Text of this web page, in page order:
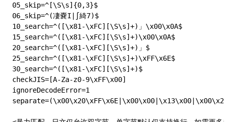
05_skip=^[\S\s]{0,3}$
06_skip=^(凄嚢I|∫綺7)$
10_search=^([\x81-\xFC][\S\s]+)」\x00\x0A$
15_search=^([\x81-\xFC][\S\s]+)\x00\x0A$
20_search=^([\x81-\xFC][\S\s]+)」$
25_search=^([\x81-\xFC][\S\s]+)\xFF\x6E$
30_search=^([\x81-\xFC][\S\s]+)$
checkJIS=[A-Za-z0-9\xFF\x00]
ignoreDecodeError=1